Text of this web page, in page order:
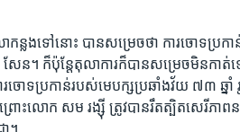
កន្លងទៅ​នោះ​ បាន​សម្រេច​ថា ​ការ​ចោទ​ប្រ
សែន។ ក៏​ប៉ុន្តែ​តុលាការ​ក៏បាន​សម្រេច​មិន​ក
ោទប្រកាន់​របស់​មេបក្ស​ប្រឆាំង​វ័យ ៧៣ ​ឆ្នាំ រូ
ោះ​លោក សម រង្ស៊ី ត្រូវបាន​រឹតត្បិត​សេរីភា